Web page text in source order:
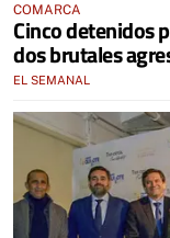
COMARCA
Cinco detenidos
dos brutales
EL SEMANAL